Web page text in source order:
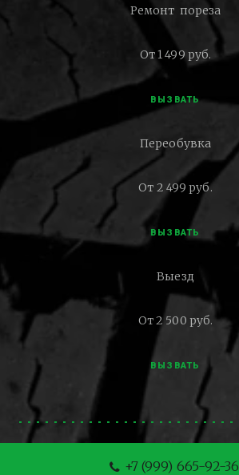
Ремонт пореза
От 1 499 руб.
ВЫЗВАТЬ
Переобувка
От 2 499 руб.
ВЫЗВАТЬ
Выезд
От 2 500 руб.
ВЫЗВАТЬ
+7 (999) 665-92-36